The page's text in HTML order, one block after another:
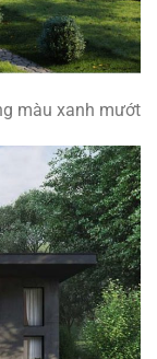
màu xanh mướt